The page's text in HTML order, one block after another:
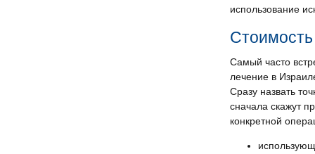
использование
Самый часто
лечение в
Сразу назвать
сначала скажут
конкретной